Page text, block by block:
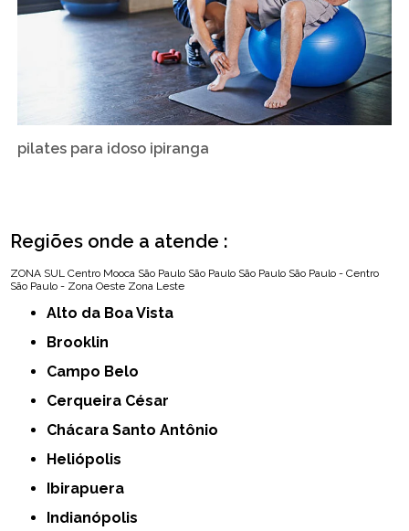
pilates para idoso ipiranga
Regiões onde a atende :
ZONA SUL Centro Mooca São Paulo São Paulo São Paulo São Paulo - Centro
São Paulo - Zona Oeste Zona Leste
Alto da Boa Vista
Brooklin
Campo Belo
Cerqueira César
Chácara Santo Antônio
Heliópolis
Ibirapuera
Indianópolis